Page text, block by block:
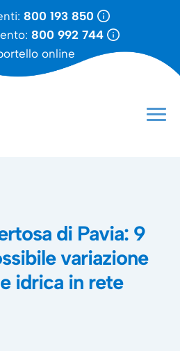
800 193 850
800 992 744
online
di Pavia: 9
variazione
idrica in rete